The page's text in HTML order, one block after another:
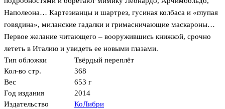
Наполеона… Картезианцы и шартрез, гусиная колбаса и «глупая
говядина», миланские гадалки и гримасничающие маскароны…
Первое желание читающего – вооружившись книжкой, срочно
лететь в Италию и увидеть ее новыми глазами.
Тип обложки
Твёрдый переплёт
Кол-во стр.
368
Вес
653 г
Год издания
2014
Издательство
КоЛибри